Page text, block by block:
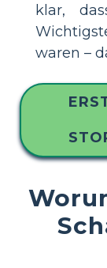
klar,
waren –